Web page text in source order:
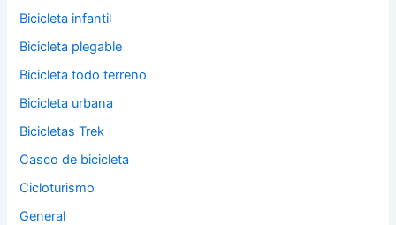
Bicicleta infantil
Bicicleta plegable
Bicicleta todo terreno
Bicicleta urbana
Bicicletas Trek
Casco de bicicleta
Cicloturismo
General